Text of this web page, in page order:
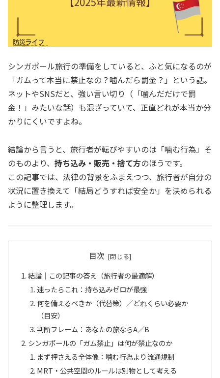
シンガポール旅行の準備をしていると、ふと気になるのが
「ガムって本当に禁止なの？噛んだら罰金？」という話。
ネットやSNSだと、強い言い切り（「噛んだだけで罰
金！」みたいな話）も混ざっていて、正直どれが本当か分
かりにくいですよね。
結論から言うと、旅行者が転びやすいのは「噛む行為」そ
のものより、 持ち込み・販売・捨て方のほうです。
この記事では、法律の背景をふまえつつ、旅行者が自分の
状況に置き換えて「結局どうすれば安全か」を決められる
ように整理します。
目次
結論｜この記事の答え（旅行者の最適解）
迷ったらこれ：持ち込みゼロが最強
何を備えるべきか（代替策）／どれくらい必要か
（目安）
判断フレーム：あなたの旅ならA／B
シンガポールの「ガム禁止」は何が禁止なのか
まず押さえる全体像：噛む行為より流通規制
MRT・公共空間のルールは別物として考える